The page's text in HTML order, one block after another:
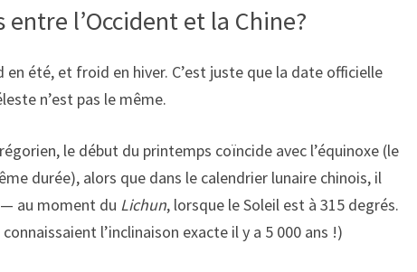
l’Occident et la Chine?
été, et froid en hiver. C’est juste que la date officielle
n’est pas le même.
le début du printemps coïncide avec l’équinoxe (le
durée), alors que dans le calendrier lunaire chinois, il
au moment du Lichun, lorsque le Soleil est à 315 degrés.
l’inclinaison exacte il y a 5 000 ans !)